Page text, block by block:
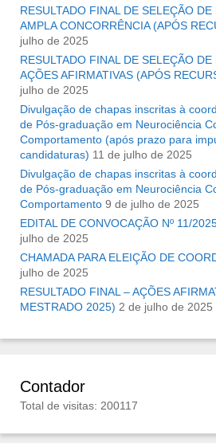
RESULTADO FINAL DE SELEÇÃO
AMPLA CONCORRÊNCIA (APÓS
julho de 2025
RESULTADO FINAL DE SELEÇÃO DE
AÇÕES AFIRMATIVAS (APÓS
julho de 2025
Divulgação de chapas inscritas à
de Pós-graduação em Neurociência
Comportamento (após prazo para
candidaturas) 11 de julho de 2025
Divulgação de chapas inscritas à
de Pós-graduação em Neurociência
Comportamento 9 de julho de 2025
EDITAL DE CONVOCAÇÃO Nº 11/
julho de 2025
CHAMADA PARA ELEIÇÃO DE
julho de 2025
RESULTADO FINAL – AÇÕES
MESTRADO 2025) 2 de julho de 2025
Contador
Total de visitas: 200117